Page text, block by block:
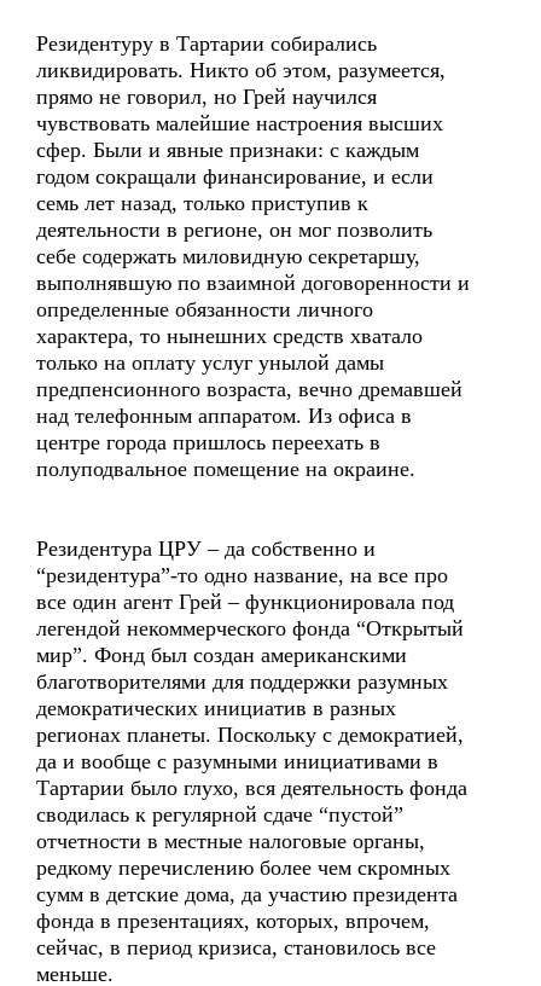
Резидентуру в Тартарии собирались
ликвидировать. Никто об этом, разумеется,
прямо не говорил, но Грей научился
чувствовать малейшие настроения высших
сфер. Были и явные признаки: с каждым
годом сокращали финансирование, и если
семь лет назад, только приступив к
деятельности в регионе, он мог позволить
себе содержать миловидную секретаршу,
выполнявшую по взаимной договоренности и
определенные обязанности личного
характера, то нынешних средств хватало
только на оплату услуг унылой дамы
предпенсионного возраста, вечно дремавшей
над телефонным аппаратом. Из офиса в
центре города пришлось переехать в
полуподвальное помещение на окраине.
Резидентура ЦРУ – да собственно и
“резидентура”-то одно название, на все про
все один агент Грей – функционировала под
легендой некоммерческого фонда “Открытый
мир”. Фонд был создан американскими
благотворителями для поддержки разумных
демократических инициатив в разных
регионах планеты. Поскольку с демократией,
да и вообще с разумными инициативами в
Тартарии было глухо, вся деятельность фонда
сводилась к регулярной сдаче “пустой”
отчетности в местные налоговые органы,
редкому перечислению более чем скромных
сумм в детские дома, да участию президента
фонда в презентациях, которых, впрочем,
сейчас, в период кризиса, становилось все
меньше.